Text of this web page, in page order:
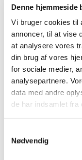
Denne hjemmeside
Vi bruger cookies til
annoncer, til at vise
at analysere vores
din brug af vores
for sociale medier,
analysepartnere.
data med andre
de har indsamlet fra
Nødvendig
2023 (24)
2022 (20)
December (6)
November (1)
October (2)
August (2)
July (2)
June (1)
May (1)
April (2)
February (1)